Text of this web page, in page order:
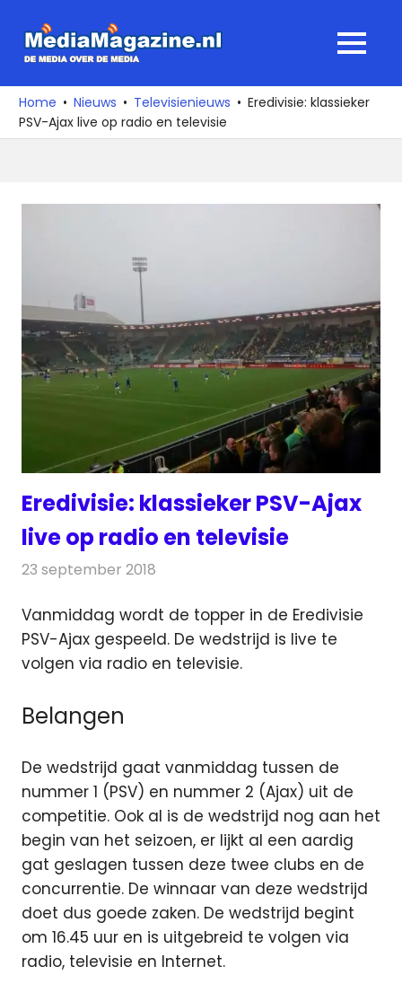
naar
media
over
de
MENU
Home Nieuws Televisienieuws
Eredivisie: klassieker
PSV-Ajax live op radio en televisie
Eredivisie: klassieker PSV-Ajax
live op radio en televisie
23 september 2018
Vanmiddag wordt de topper in de Eredivisie
PSV-Ajax gespeeld. De wedstrijd is live te
volgen via radio en televisie.
Belangen
De wedstrijd gaat vanmiddag tussen de
nummer 1 (PSV) en nummer 2 (Ajax) uit de
competitie. Ook al is de wedstrijd nog aan het
begin van het seizoen, er lijkt al een aardig
gat geslagen tussen deze twee clubs en de
concurrentie. De winnaar van deze wedstrijd
doet dus goede zaken. De wedstrijd begint
om 16.45 uur en is uitgebreid te volgen via
radio, televisie en Internet.